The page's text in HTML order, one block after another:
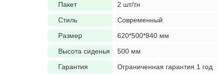
Пакет
2 шт/тн
Стиль
Современный
Размер
620*500*840 мм
Высота сиденья
500 мм
Гарантия
Ограниченная гарантия 1 год